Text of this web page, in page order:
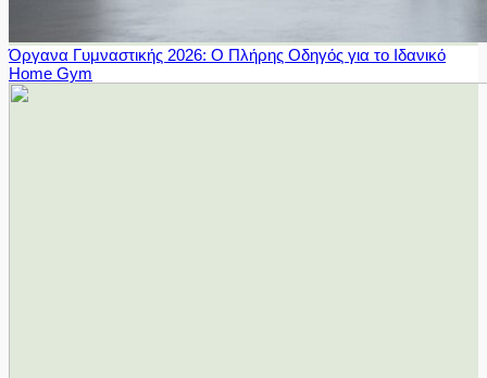
Όργανα Γυμναστικής 2026: Ο Πλήρης Οδηγός για το Ιδανικό
Home Gym